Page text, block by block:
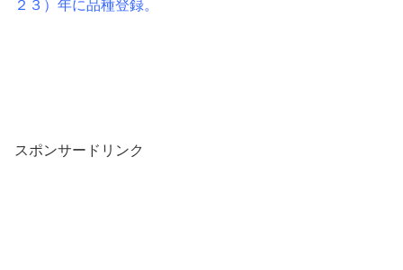
２３）年に品種登録。
スポンサードリンク